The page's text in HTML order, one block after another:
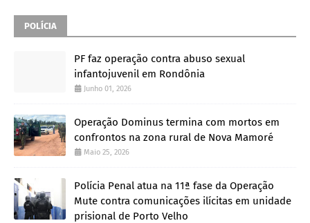
POLÍCIA
PF faz operação contra abuso sexual
infantojuvenil em Rondônia
Junho 01, 2026
Operação Dominus termina com mortos em
confrontos na zona rural de Nova Mamoré
Maio 25, 2026
Polícia Penal atua na 11ª fase da Operação
Mute contra comunicações ilícitas em unidade
prisional de Porto Velho